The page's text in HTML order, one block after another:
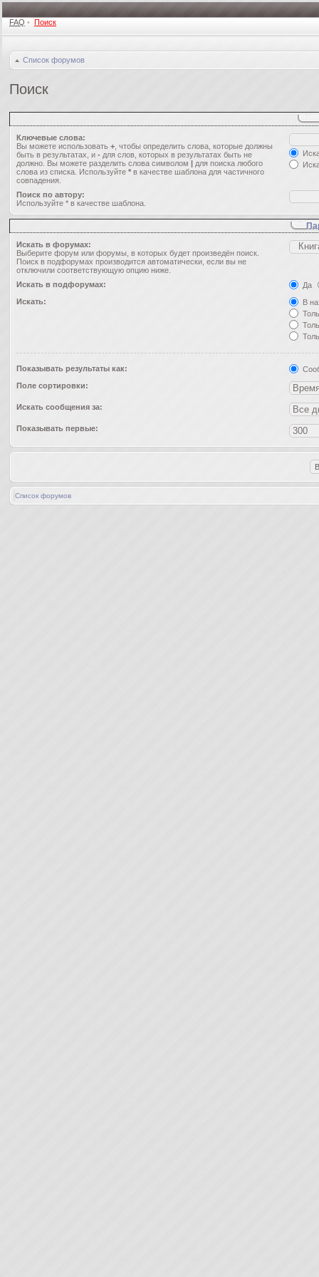
FAQ • Поиск
Список форумов
Поиск
Ключевые слова:
Вы можете использовать + , чтобы определить слова, которые должны
быть в результатах, и - для слов, которых в результатах быть не
должно. Вы можете разделить слова символом | для поиска любого
слова из списка. Используйте * в качестве шаблона для частичного
совпадения.
Поиск по автору:
Используйте * в качестве шаблона.
Искать в форумах:
Выберите форум или форумы, в которых будет произведён поиск.
Поиск в подфорумах производится автоматически, если вы не
отключили соответствующую опцию ниже.
Искать в подфорумах:
Да
Искать:
В
Показывать результаты как:
Поле сортировки:
Искать сообщения за:
Показывать первые:
Список форумов